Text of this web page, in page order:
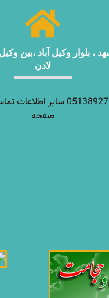
لادن
05138927970 سایر
صفحه